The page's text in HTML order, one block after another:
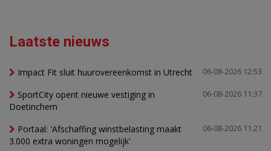
Laatste nieuws
06-08-2026 12:53
Impact Fit sluit huurovereenkomst in Utrecht
06-08-2026 11:37
SportCity opent nieuwe vestiging in
Doetinchem
06-08-2026 11:21
Portaal: 'Afschaffing winstbelasting maakt
3.000 extra woningen mogelijk'